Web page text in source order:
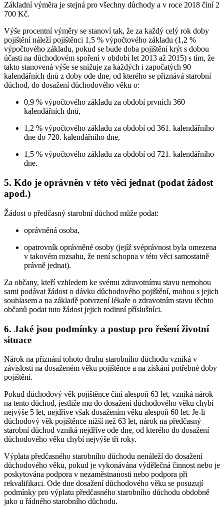
Základní výměra je stejná pro všechny důchody a v roce 2018 činí 2
700 Kč.
Výše procentní výměry se stanoví tak, že za každý celý rok doby
pojištění náleží pojištěnci 1,5 % výpočtového základu (1,2 %
výpočtového základu, pokud se bude doba pojištění krýt s dobou
účasti na důchodovém spoření v období let 2013 až 2015) s tím, že
takto stanovená výše se snižuje za každých i započatých 90
kalendářních dnů z doby ode dne, od kterého se přiznává starobní
důchod, do dosažení důchodového věku o:
0,9 % výpočtového základu za období prvních 360
kalendářních dnů,
1,2 % výpočtového základu za období od 361. kalendářního
dne do 720. kalendářního dne,
1,5 % výpočtového základu za období od 721. kalendářního
dne.
5. Kdo je oprávněn v této věci jednat (podat žádost
apod.)
Žádost o předčasný starobní důchod může podat:
oprávněná osoba,
opatrovník oprávněné osoby (jejíž svéprávnost byla omezena
v takovém rozsahu, že není schopna v této věci samostatně
právně jednat).
Za občany, kteří vzhledem ke svému zdravotnímu stavu nemohou
sami podávat žádost o dávku důchodového pojištění, mohou s jejich
souhlasem a na základě potvrzení lékaře o zdravotním stavu těchto
občanů podat tuto žádost jejich rodinní příslušníci.
6. Jaké jsou podmínky a postup pro řešení životní
situace
Nárok na přiznání tohoto druhu starobního důchodu vzniká v
závislosti na dosaženém věku pojištěnce a na získání potřebné doby
pojištění.
Pokud důchodový věk pojištěnce činí alespoň 63 let, vzniká nárok
na tento důchod, jestliže mu do dosažení důchodového věku chybí
nejvýše 5 let, nejdříve však dosažením věku alespoň 60 let. Je-li
důchodový věk pojištěnce nižší než 63 let, nárok na předčasný
starobní důchod vzniká nejdříve ode dne, od kterého do dosažení
důchodového věku chybí nejvýše tři roky.
Výplata předčasného starobního důchodu nenáleží do dosažení
důchodového věku, pokud je vykonávána výdělečná činnost nebo je
poskytována podpora v nezaměstnanosti nebo podpora při
rekvalifikaci. Ode dne dosažení důchodového věku se posuzují
podmínky pro výplatu předčasného starobního důchodu obdobně
jako u řádného starobního důchodu.